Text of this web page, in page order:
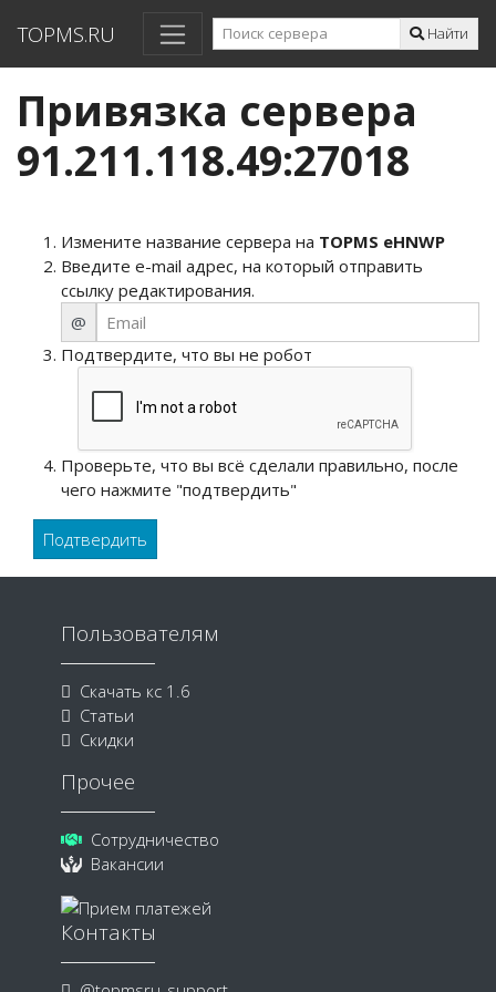
TOPMS.RU Найти
Привязка сервера
91.211.118.49:27018
Измените название сервера на TOPMS eHNWP
Введите e-mail адрес, на который отправить
ссылку редактирования.
@
Подтвердите, что вы не робот
Проверьте, что вы всё сделали правильно, после
чего нажмите "подтвердить"
Подтвердить
Пользователям
Скачать кс 1.6
Статьи
Скидки
Прочее
Сотрудничество
Вакансии
Контакты